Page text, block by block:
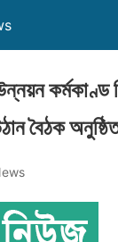
কর্মকাণ্ড
বৈঠক